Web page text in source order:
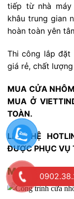
tiếp từ nhà
khâu trung gian
hoàn toàn yên
Thi công lắp đặt
giá rẻ, chất
MUA CỬA
MUA Ở
TOÀN.
LIÊN HỆ
ĐƯỢC PHỤC VỤ
Một số công